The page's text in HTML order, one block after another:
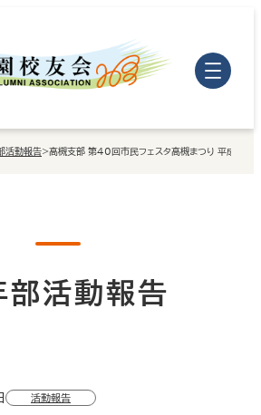
活動報告>高槻支部 第40回市民フェスタ高槻まつり 平成21年8
部活動報告
活動報告